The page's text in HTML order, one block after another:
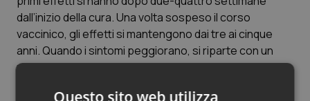
Veneto
Oncoematologia
dall’inizio della cura. Una volta sospeso il corso
vaccinico, gli effetti si mantengono dai tre ai cinque
anni. Quando i sintomi peggiorano, si riparte con un
nuovo ciclo”.
Questo sito web utilizza